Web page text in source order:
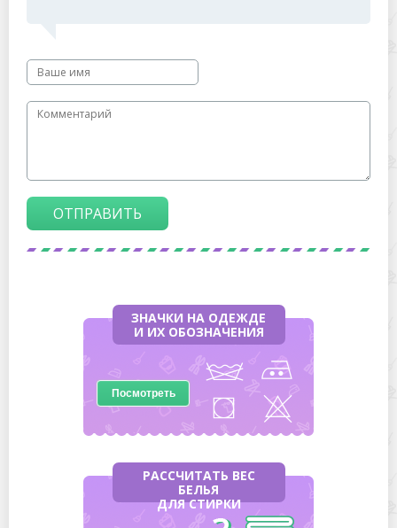
ОТПРАВИТЬ
ЗНАЧКИ НА ОДЕЖДЕ
И ИХ ОБОЗНАЧЕНИЯ
Посмотреть
РАССЧИТАТЬ ВЕС
БЕЛЬЯ
ДЛЯ СТИРКИ